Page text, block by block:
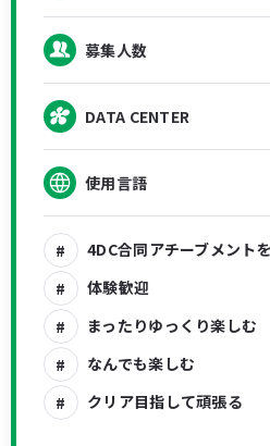
募集人数
DATA CENTER
使用言語
4DC合同アチーブメント
体験歓迎
まったりゆっくり楽しむ
なんでも楽しむ
クリア目指して頑張る